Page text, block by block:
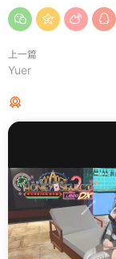
上一篇
Yuer